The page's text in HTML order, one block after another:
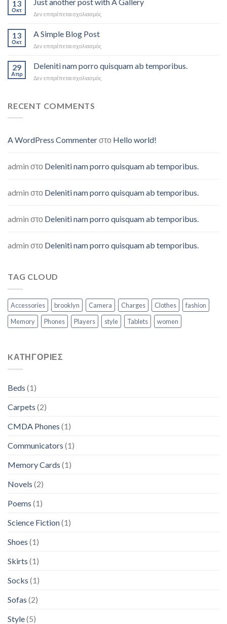
Flatsome
13
Οκτ
Δεν επιτρέπεται σχολιασμόςστο
with
Gallery
13
Οκτ
A Simple Blog Post
Δεν επιτρέπεται σχολιασμόςστο
Simple
Blog
Post
29
Απρ
Deleniti nam porro quisquam ab temporibus.
Δεν επιτρέπεται σχολιασμόςστο
RECENT COMMENTS
A WordPress Commenterστο Hello world!
admin στο Deleniti nam porro quisquam ab temporibus.
admin στο Deleniti nam porro quisquam ab temporibus.
admin στο Deleniti nam porro quisquam ab temporibus.
admin στο Deleniti nam porro quisquam ab temporibus.
TAG CLOUD
Accessories brooklyn Camera Charges Clothes
fashion
Memory
Phones Players style Tablets women
KΑΤΗΓΟΡΊΕΣ
Beds (1)
Carpets (2)
CMDA Phones (1)
Communicators (1)
Memory Cards (1)
Novels (2)
Poems (1)
Science Fiction(1)
Shoes (1)
Skirts (1)
Socks (1)
Sofas (2)
Style(5)